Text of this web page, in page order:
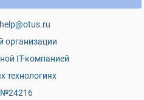
help@otus.ru
организации
IT-компанией
технологиях
№24216